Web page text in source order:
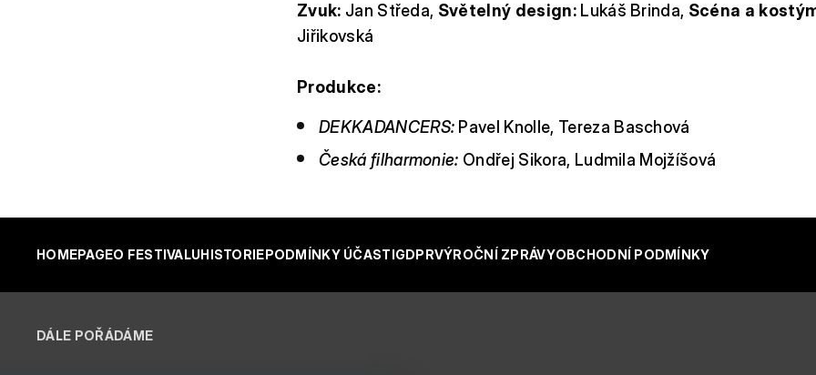
Zvuk: Jan Středa, Světelný design:Lukáš Brinda, Scéna a
Jiřikovská
Produkce:
DEKKADANCERS: Pavel Knolle, Tereza Baschová
Česká filharmonie: Ondřej Sikora, Ludmila Mojžíšová
HOMEPAGEO FESTIVALUHISTORIEPODMÍNKY ÚČASTIGDPRVÝROČNÍ ZPRÁVYOBCHODNÍ PODMÍNKY
DÁLE POŘÁDÁME